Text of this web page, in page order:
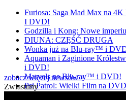
Furiosa: Saga Mad Max na
I DVD!
Godzilla i Kong: Nowe
DIUNA: CZĘŚĆ DRUGA
Wonka już na Blu-ray™ i
Aquaman i Zaginione
i DVD!
Marvels na Blu-ray™ i DVD!
Psi Patrol: Wielki Film na
zobacz więcej newsów »
Zwiastuny